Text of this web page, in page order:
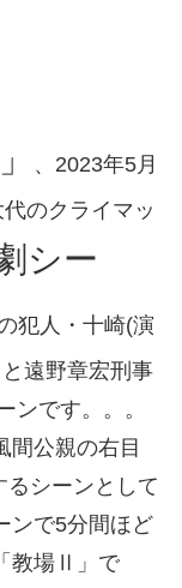
、2023年5月
のクライマッ
シー
犯人・十崎(演
遠野章宏刑事
ンです。。。
間公親の右目
シーンとして
ンで5分間ほど
教場Ⅱ」で